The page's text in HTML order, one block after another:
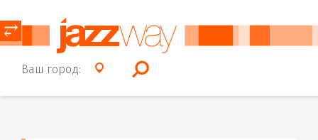
Ваш город:
⥂